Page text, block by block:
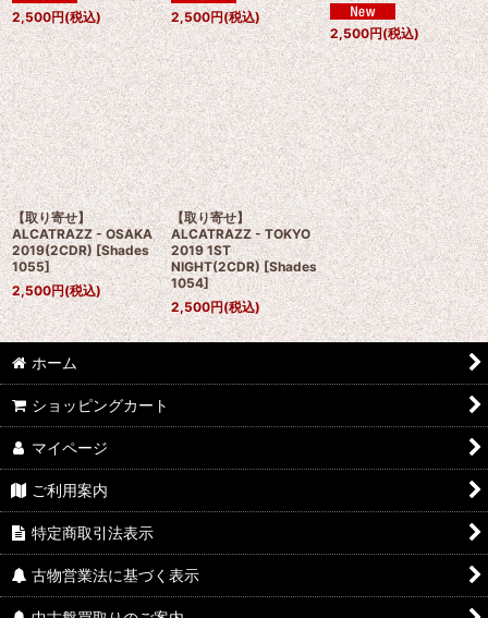
2,500円(税込) 2,500円(税込)
2,500円(税込)
【取り寄せ】
ALCATRAZZ - OSAKA
2019(2CDR)[Shades
1055]
2,500円(税込)
【取り寄せ】
ALCATRAZZ - TOKYO
2019 1ST
NIGHT(2CDR) [Shades
1054]
2,500円(税込)
ホーム
ショッピングカート
マイページ
ご利用案内
特定商取引法表示
古物営業法に基づく表示